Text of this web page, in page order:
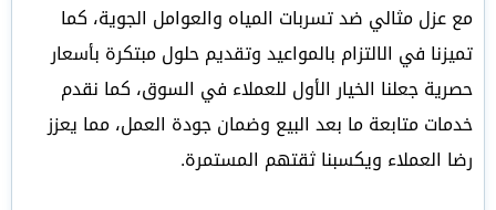
مع عزل مثالي ضد تسربات المياه والعوامل الجوية، كما
تميزنا في الالتزام بالمواعيد وتقديم حلول مبتكرة بأسعار
حصرية جعلنا الخيار الأول للعملاء في السوق، كما نقدم
خدمات متابعة ما بعد البيع وضمان جودة العمل، مما يعزز
رضا العملاء ويكسبنا ثقتهم المستمرة.